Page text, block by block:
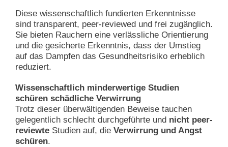
Diese wissenschaftlich fundierten Erkenntnisse
sind transparent, peer-reviewed und frei zugänglich.
Sie bieten Rauchern eine verlässliche Orientierung
und die gesicherte Erkenntnis, dass der Umstieg
auf das Dampfen das Gesundheitsrisiko erheblich
reduziert.
Wissenschaftlich minderwertige Studien
schüren schädliche Verwirrung
Trotz dieser überwältigenden Beweise tauchen
gelegentlich schlecht durchgeführte und nicht peer-
reviewte Studien auf, die Verwirrung und Angst
schüren.